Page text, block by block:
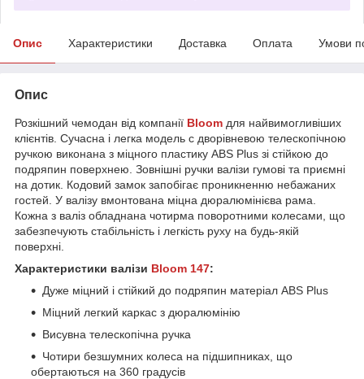
Опис Характеристики Доставка Оплата Умови
Опис
Розкішний чемодан від компанії Bloom для найвимогливіших
клієнтів. Сучасна і легка модель c дворівневою телескопічною
ручкою виконана з міцного пластику ABS Plus зі стійкою до
подряпин поверхнею. Зовнішні ручки валізи гумові та приємні
на дотик. Кодовий замок запобігає проникненню небажаних
гостей. У валізу вмонтована міцна дюралюмінієва рама.
Кожна з валіз обладнана чотирма поворотними колесами, що
забезпечують стабільність і легкість руху на будь-якій
поверхні.
Характеристики валізи Bloom 147:
Дуже міцний і стійкий до подряпин матеріал ABS Plus
Міцний легкий каркас з дюралюмінію
Висувна телескопічна ручка
Чотири безшумних колеса на підшипниках, що
обертаються на 360 градусів